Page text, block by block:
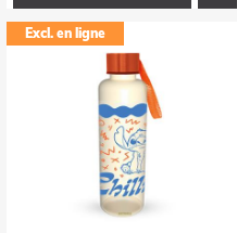
Excl. en ligne